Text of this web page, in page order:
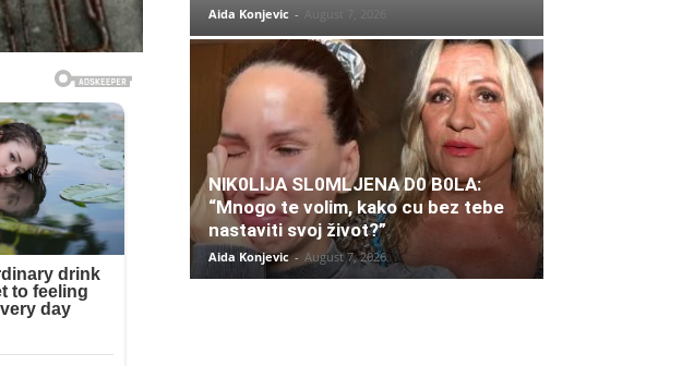
Aida Konjevic -
NlK0LlJA SL0MLJENA D0 B0LA:
“Mnogo te volim, kako cu bez tebe
nastaviti svoj život?”
Aida Konjevic - August 7, 2026